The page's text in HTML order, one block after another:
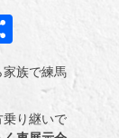
有
族で練馬
り継いで